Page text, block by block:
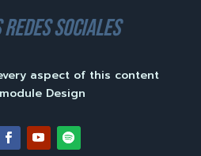
sociales
aspect of this content
Design